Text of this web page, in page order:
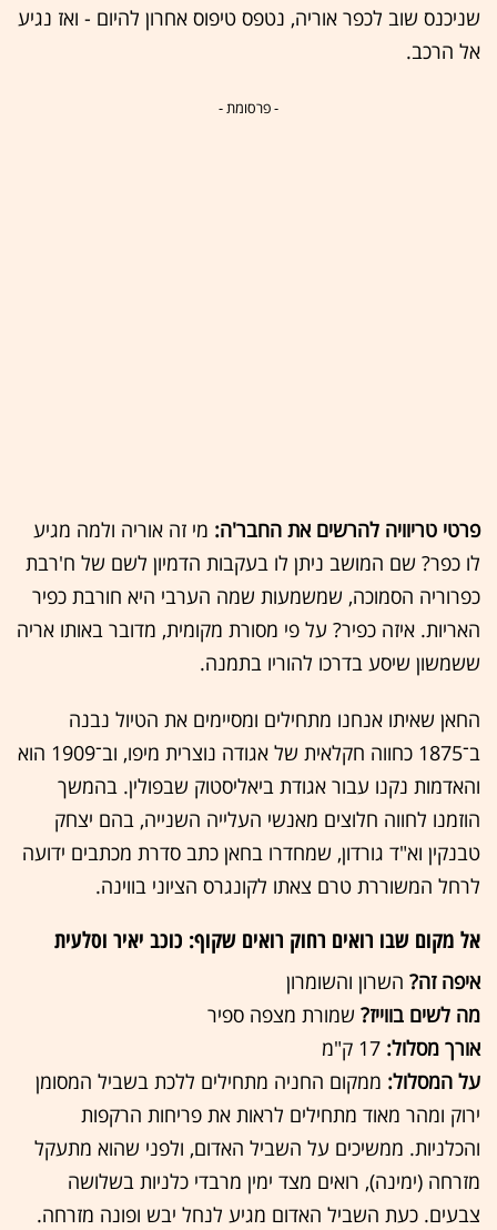
שניכנס שוב לכפר אוריה, נטפס טיפוס אחרון להיום - ואז נגיע
אל הרכב.
- פרסומת -
פרטי טריוויה להרשים את החבר'ה: מי זה אוריה ולמה מגיע
לו כפר? שם המושב ניתן לו בעקבות הדמיון לשם של ח'רבת
כפרוריה הסמוכה, שמשמעות שמה הערבי היא חורבת כפיר
האריות. איזה כפיר? על פי מסורת מקומית, מדובר באותו אריה
ששמשון שיסע בדרכו להוריו בתמנה.
החאן שאיתו אנחנו מתחילים ומסיימים את הטיול נבנה
ב־1875 כחווה חקלאית של אגודה נוצרית מיפו, וב־1909 הוא
והאדמות נקנו עבור אגודת ביאליסטוק שבפולין. בהמשך
הוזמנו לחווה חלוצים מאנשי העלייה השנייה, בהם יצחק
טבנקין וא"ד גורדון, שמחדרו בחאן כתב סדרת מכתבים ידועה
לרחל המשוררת טרם צאתו לקונגרס הציוני בווינה.
אל מקום שבו רואים רחוק רואים שקוף: כוכב יאיר וסלעית
איפה זה? השרון והשומרון
מה לשים בווייז? שמורת מצפה ספיר
אורך מסלול: 17 ק"מ
על המסלול: ממקום החניה מתחילים ללכת בשביל המסומן
ירוק ומהר מאוד מתחילים לראות את פריחות הרקפות
והכלניות. ממשיכים על השביל האדום, ולפני שהוא מתעקל
מזרחה (ימינה), רואים מצד ימין מרבדי כלניות בשלושה
צבעים. כעת השביל האדום מגיע לנחל יבש ופונה מזרחה.